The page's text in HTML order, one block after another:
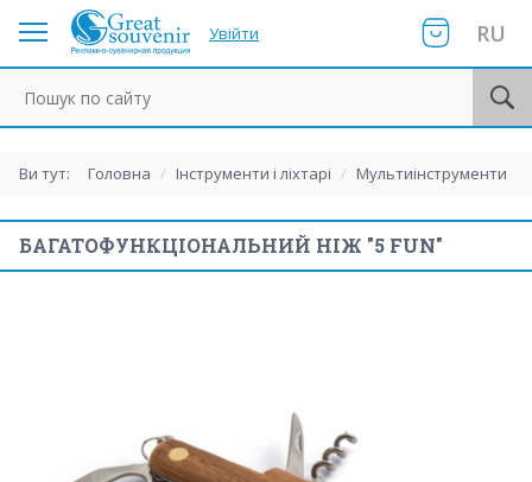
Увійти RU
Ви тут: Головна / Інструменти і ліхтарі / Мультиінструменти
БАГАТОФУНКЦІОНАЛЬНИЙ НІЖ "5 FUN"